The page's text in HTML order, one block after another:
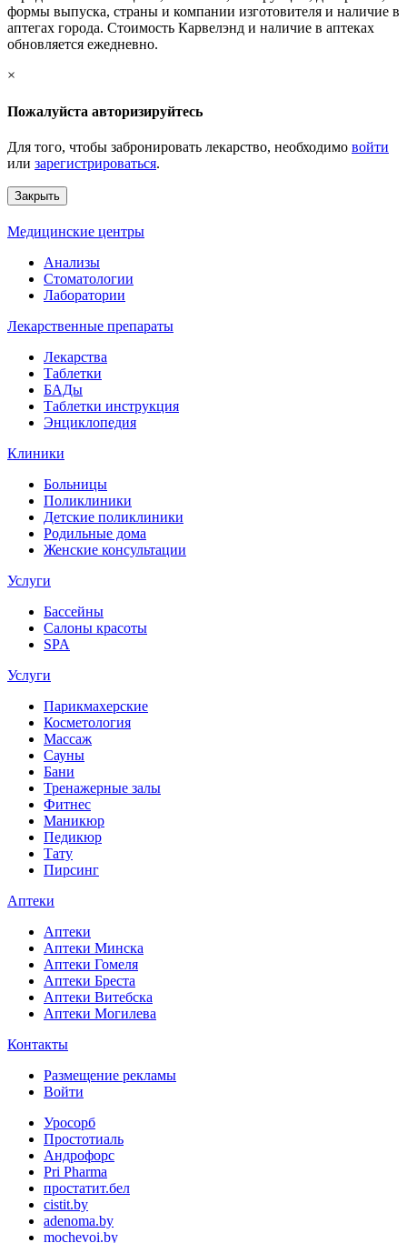
формы выпуска, страны и компании изготовителя и наличие в
аптегах города. Стоимость Карвелэнд и наличие в аптеках
обновляется ежедневно.
×
Пожалуйста авторизируйтесь
Для того, чтобы забронировать лекарство, необходимо войти
или зарегистрироваться.
Закрыть
Медицинские центры
Анализы
Стоматологии
Лаборатории
Лекарственные препараты
Лекарства
Таблетки
БАДы
Таблетки инструкция
Энциклопедия
Клиники
Больницы
Поликлиники
Детские поликлиники
Родильные дома
Женские консультации
Услуги
Бассейны
Салоны красоты
SPA
Услуги
Парикмахерские
Косметология
Массаж
Сауны
Бани
Тренажерные залы
Фитнес
Маникюр
Педикюр
Тату
Пирсинг
Аптеки
Аптеки
Аптеки Минска
Аптеки Гомеля
Аптеки Бреста
Аптеки Витебска
Аптеки Могилева
Контакты
Размещение рекламы
Войти
Уросорб
Простотиаль
Андрофорс
Pri Pharma
простатит.бел
cistit.by
adenoma.by
mochevoi.by